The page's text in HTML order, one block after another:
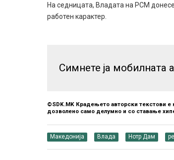
На седницата, Владата на РСМ
работен карактер.
Симнете ја мобилната
©SDK.MK Крадењето авторски текстови
дозволено само делумно и со ставање
Македонија Влада Нотр Дам